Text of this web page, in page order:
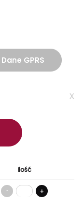
Dane GPRS
x
Ilość
- +